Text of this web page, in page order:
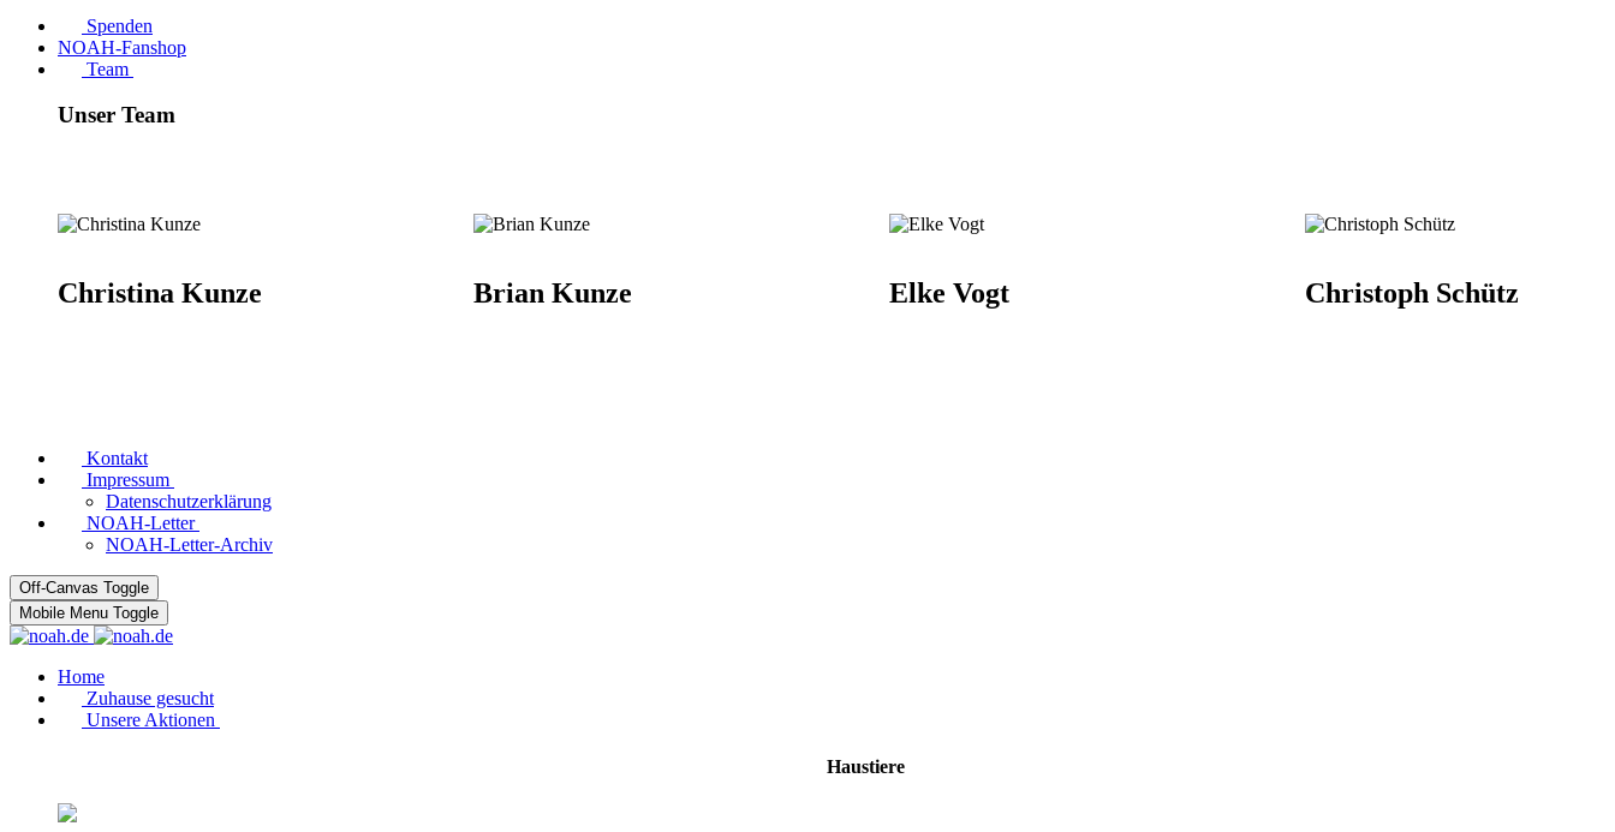
Spenden
NOAH-Fanshop
Team
Unser Team
Christina Kunze Brian Kunze Elke Vogt Christoph Schütz
Kontakt
Impressum
Datenschutzerklärung
NOAH-Letter
NOAH-Letter-Archiv
Off-Canvas Toggle
Mobile Menu Toggle
Home
Zuhause gesucht
Unsere Aktionen
Haustiere